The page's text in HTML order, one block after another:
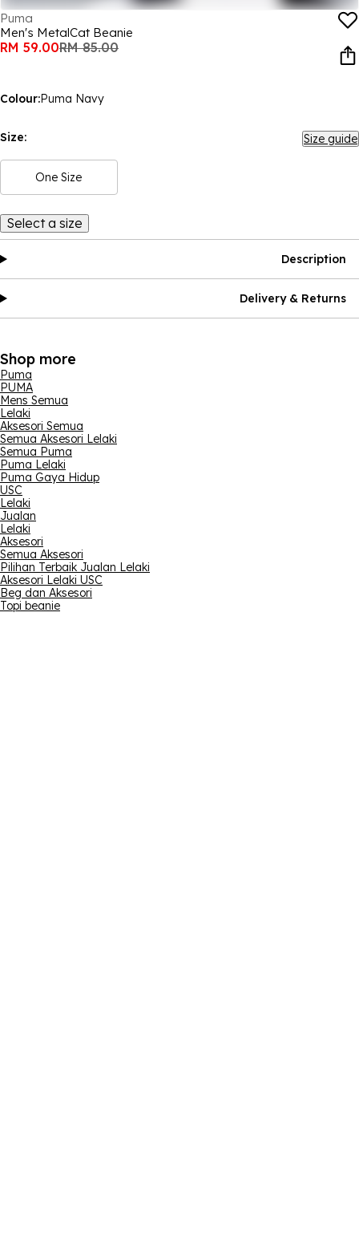
Puma
Men's MetalCat Beanie
RM 59.00RM 85.00
Colour:Puma Navy
Size: Size guide
One Size
Select a size
Description
Delivery & Returns
Shop more
Puma
PUMA
Mens Semua
Lelaki
Aksesori Semua
Semua Aksesori Lelaki
Semua Puma
Puma Lelaki
Puma Gaya Hidup
USC
Lelaki
Jualan
Lelaki
Aksesori
Semua Aksesori
Pilihan Terbaik Jualan Lelaki
Aksesori Lelaki USC
Beg dan Aksesori
Topi beanie